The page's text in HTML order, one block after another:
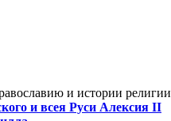
и истории религии
и всея Руси Алексия II